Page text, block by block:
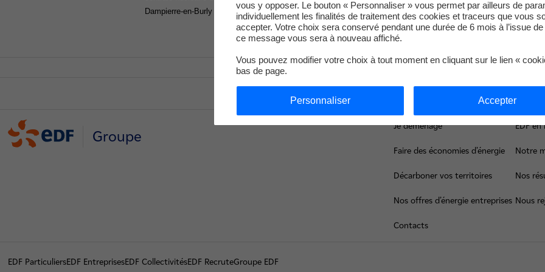
Dampierre-en-Burly et le réacteur n°2 de la centrale nucléaire de Gravelines.
Groupe
Je déménage
Faire des économies d’énergie
Décarboner vos territoires
Nos offres d’énergie entreprises
Contacts
EDF en
Notre
Nos
Nous
EDF ParticuliersEDF EntreprisesEDF CollectivitésEDF RecruteGroupe EDF
vous y opposer. Le bouton « Personnaliser » vous permet par ailleurs de
individuellement les finalités de traitement des cookies et traceurs que vous
accepter. Votre choix sera conservé pendant une durée de 6 mois à l’issue de
ce message vous sera à nouveau affiché.
Vous pouvez modifier votre choix à tout moment en cliquant sur le lien «
bas de page.
Personnaliser Accepter